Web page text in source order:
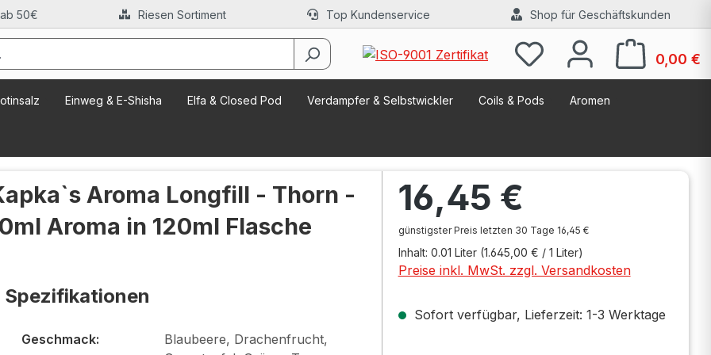
50€ Riesen Sortiment Top Kundenservice Shop für Geschäftskunden
0,00 €
Einweg & E-Shisha Elfa & Closed Pod Verdampfer & Selbstwickler Coils & Pods Aromen
Aroma Longfill - Thorn -
Aroma in 120ml Flasche
Spezifikationen
Geschmack:
Blaubeere, Drachenfrucht,
16,45 €
günstigster Preis letzten 30 Tage 16,45 €
Inhalt: 0.01 Liter (1.645,00 € / 1 Liter)
Preise inkl. MwSt. zzgl. Versandkosten
Sofort verfügbar, Lieferzeit: 1-3 Werktage